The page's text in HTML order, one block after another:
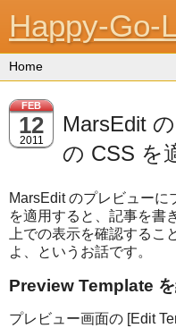
Happy-Go-
FEB
12
2011
MarsEdit
の CSS を
MarsEdit のプレビューに
を適用すると、記事を書
上での表示を確認するこ
よ、というお話です。
Preview Template
プレビュー画面の [Edit